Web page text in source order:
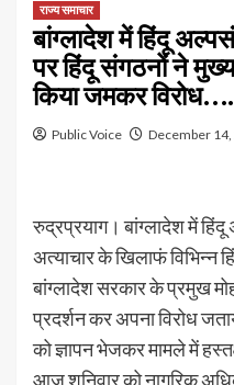
राज्य समाचार
बांग्लादेश में हिंदू
पर हिंदू संगठनों ने
किया जमकर विरोध….
Public Voice December
रुद्रप्रयाग। बांग्लादेश में
अत्याचार के खिलाफं विभिन्न
बांग्लादेश सरकार के प्रमुख
प्रदर्शन कर अपना विरोध
को ज्ञापन भेजकर मामले में
आज शनिवार को नागरिक